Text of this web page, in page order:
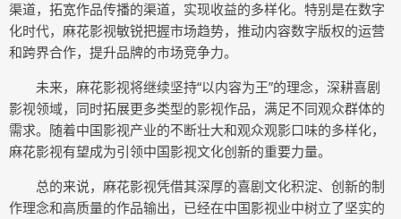
渠道，拓宽作品传播的渠道，实现收益的多样化。特别是在数字
化时代，麻花影视敏锐把握市场趋势，推动内容数字版权的运营
和跨界合作，提升品牌的市场竞争力。
未来，麻花影视将继续坚持“以内容为王”的理念，深耕喜剧
影视领域，同时拓展更多类型的影视作品，满足不同观众群体的
需求。随着中国影视产业的不断壮大和观众观影口味的多样化，
麻花影视有望成为引领中国影视文化创新的重要力量。
总的来说，麻花影视凭借其深厚的喜剧文化积淀、创新的制
作理念和高质量的作品输出，已经在中国影视业中树立了坚实的